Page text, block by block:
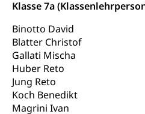
Klasse 7a
Binotto David
Blatter Christof
Gallati Mischa
Huber Reto
Jung Reto
Koch Benedikt
Magrini Ivan
Soziales und
Drogenabhängigkeit,
Medikamentenabhängigkeit,
Arzneimittelabhängigkeit,
Drogenabhängige,
Betäubungsmittel,
Gesundheitsversorgung
Gesundheitsversorgung,